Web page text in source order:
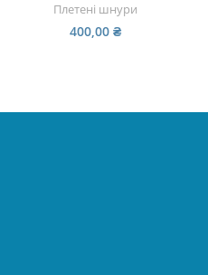
Плетені шнури
400,00 ₴